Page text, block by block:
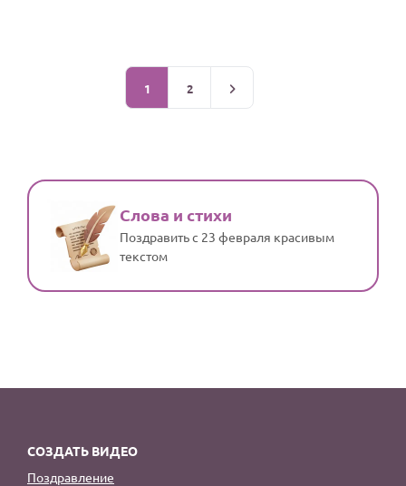
1 2
Слова и стихи
Поздравить с 23 февраля красивым
текстом
СОЗДАТЬ ВИДЕО
Поздравление